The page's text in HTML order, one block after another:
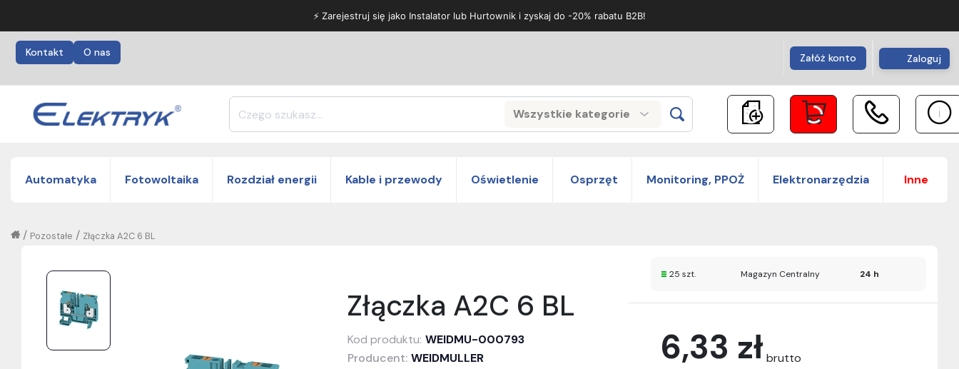
⚡ Zarejestruj się jako Instalator lub Hurtownik i zyskaj do -20% rabatu B2B!
Kontakt O nas Załóż konto Zaloguj
Wszystkie kategorie
Search
Automatyka Fotowoltaika Rozdział energii Kable i przewody Oświetlenie Osprzęt Monitoring, PPOŻ Elektronarzędzia Inne
Złączka A2C 6 BL
/
Pozostałe
/
Złączka A2C 6 BL
Kod produktu: WEIDMU-000793
Producent: WEIDMULLER
6,33 zł brutto
25 szt. Magazyn Centralny 24 h